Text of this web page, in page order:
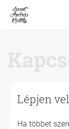
Lépjen
Ha többet